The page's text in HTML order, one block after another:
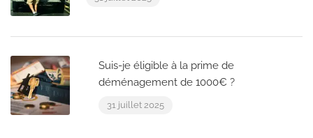
Suis-je éligible à la prime de
déménagement de 1000€ ?
31 juillet 2025